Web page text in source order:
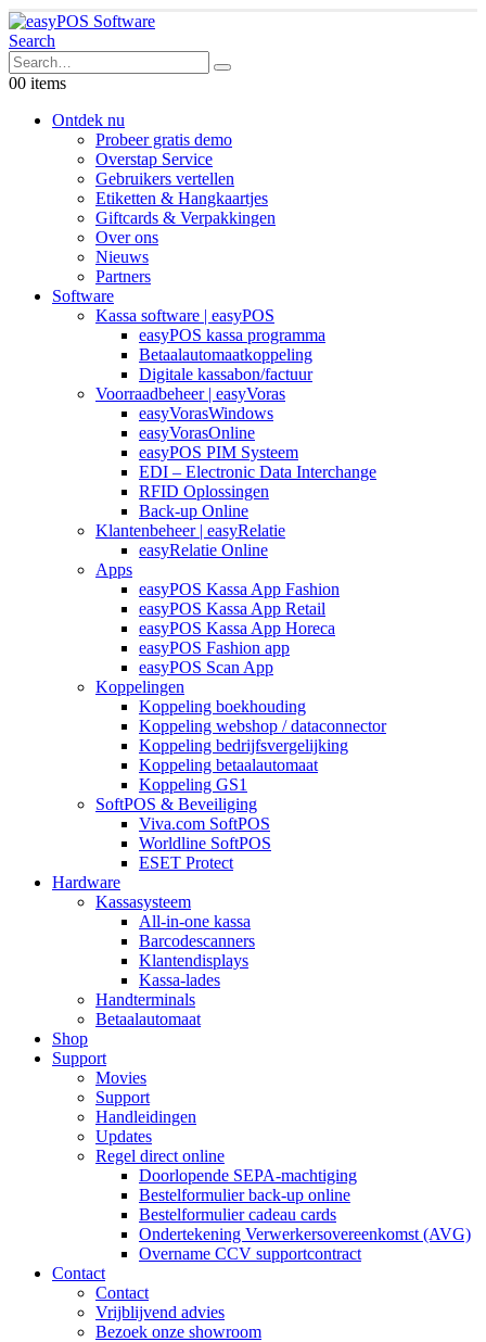
Search
00 items
Ontdek nu
Probeer gratis demo
Overstap Service
Gebruikers vertellen
Etiketten & Hangkaartjes
Giftcards & Verpakkingen
Over ons
Nieuws
Partners
Software
Kassa software | easyPOS
easyPOS kassa programma
Betaalautomaatkoppeling
Digitale kassabon/factuur
Voorraadbeheer | easyVoras
easyVorasWindows
easyVorasOnline
easyPOS PIM Systeem
EDI – Electronic Data Interchange
RFID Oplossingen
Back-up Online
Klantenbeheer | easyRelatie
easyRelatie Online
Apps
easyPOS Kassa App Fashion
easyPOS Kassa App Retail
easyPOS Kassa App Horeca
easyPOS Fashion app
easyPOS Scan App
Koppelingen
Koppeling boekhouding
Koppeling webshop / dataconnector
Koppeling bedrijfsvergelijking
Koppeling betaalautomaat
Koppeling GS1
SoftPOS & Beveiliging
Viva.com SoftPOS
Worldline SoftPOS
ESET Protect
Hardware
Kassasysteem
All-in-one kassa
Barcodescanners
Klantendisplays
Kassa-lades
Handterminals
Betaalautomaat
Shop
Support
Movies
Support
Handleidingen
Updates
Regel direct online
Doorlopende SEPA-machtiging
Bestelformulier back-up online
Bestelformulier cadeau cards
Ondertekening Verwerkersovereenkomst (AVG)
Overname CCV supportcontract
Contact
Contact
Vrijblijvend advies
Bezoek onze showroom